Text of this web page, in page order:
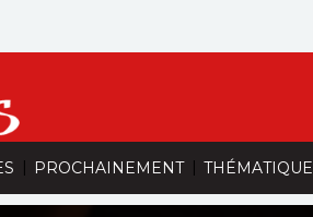
| PROCHAINEMENT |